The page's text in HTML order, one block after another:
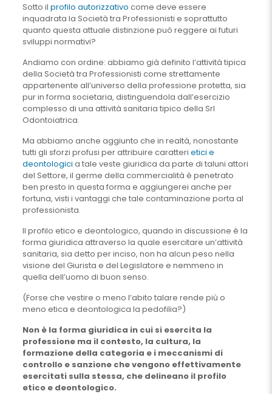
Sotto il profilo autorizzativo come deve essere
inquadrata la Società tra Professionisti e soprattutto
quanto questa attuale distinzione può reggere ai futuri
sviluppi normativi?
Andiamo con ordine: abbiamo già definito l’attività tipica
della Società tra Professionisti come strettamente
appartenente all’universo della professione protetta, sia
pur in forma societaria, distinguendola dall’esercizio
complesso di una attività sanitaria tipico della Srl
Odontoiatrica.
Ma abbiamo anche aggiunto che in realtà, nonostante
tutti gli sforzi profusi per attribuire caratteri etici e
deontologici a tale veste giuridica da parte di taluni attori
del Settore, il germe della commercialità è penetrato
ben presto in questa forma e aggiungerei anche per
fortuna, visti i vantaggi che tale contaminazione porta al
professionista.
Il profilo etico e deontologico, quando in discussione è la
forma giuridica attraverso la quale esercitare un’attività
sanitaria, sia detto per inciso, non ha alcun peso nella
visione del Giurista e del Legislatore e nemmeno in
quella dell’uomo di buon senso.
(Forse che vestire o meno l’abito talare rende più o
meno etica e deontologica la pedofilia?)
Non è la forma giuridica in cui si esercita la
professione ma il contesto, la cultura, la
formazione della categoria e i meccanismi di
controllo e sanzione che vengono effettivamente
esercitati sulla stessa, che delineano il profilo
etico e deontologico.